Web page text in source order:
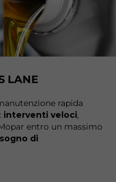
LANE
rapida
: interventi veloci,
entro un massimo
di